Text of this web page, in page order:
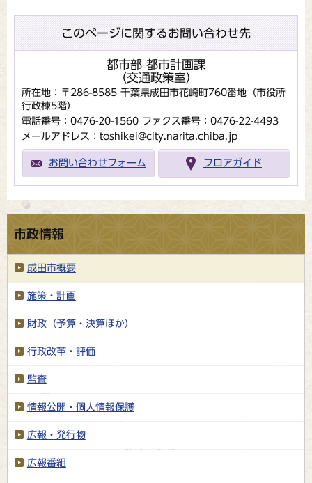
このページに関するお問い合わせ先
都市部 都市計画課
（交通政策室）
所在地：〒286-8585 千葉県成田市花崎町760番地（市役所
行政棟5階）
電話番号：0476-20-1560 ファクス番号：0476-22-4493
メールアドレス：toshikei@city.narita.chiba.jp
お問い合わせフォーム フロアガイド
市政情報
成田市概要
施策・計画
財政（予算・決算ほか）
行政改革・評価
監査
情報公開・個人情報保護
広報・発行物
広報番組